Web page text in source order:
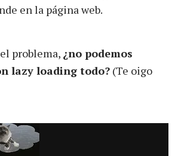
en la página web.
problema, ¿no podemos
lazy loading todo? (Te oigo